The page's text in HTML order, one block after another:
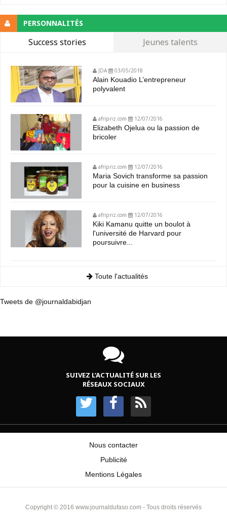
PERSONNALITÉS
Success stories Jeunes talents
JDA 03/05/2018
Alain Kouadio L’entrepreneur
polyvalent
afripriz.com 12/07/2016
Elizabeth Ojelua ou la passion de
bricoler
afripriz.com 12/07/2016
Maria Sovich transforme sa passion
pour la cuisine en business
afripriz.com 12/07/2016
Kiki Kamanu quitte un boulot à
l'université de Harvard pour
poursuivre...
Toute l'actualités
Tweets de @journaldabidjan
SUIVEZ L’ACTUALITÉ SUR LES
RÉSEAUX SOCIAUX
Nous contacter
Publicité
Mentions Légales
Copyright © 2016 www.journaldufaso.com - Tous droits réservés